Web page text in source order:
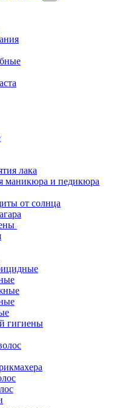
лака
маникюра и педикюра
от солнца
гигиены